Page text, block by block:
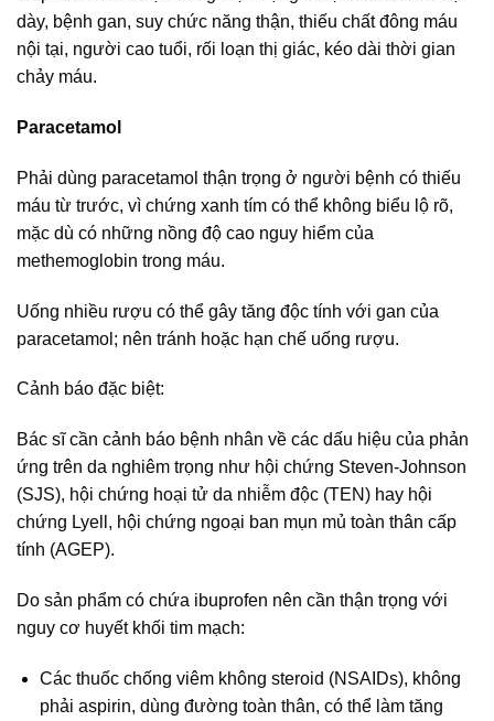
dày, bệnh gan, suy chức năng thận, thiếu chất đông máu
nội tại, người cao tuổi, rối loạn thị giác, kéo dài thời gian
chảy máu.
Paracetamol
Phải dùng paracetamol thận trọng ở người bệnh có thiếu
máu từ trước, vì chứng xanh tím có thể không biểu lộ rõ,
mặc dù có những nồng độ cao nguy hiểm của
methemoglobin trong máu.
Uống nhiều rượu có thể gây tăng độc tính với gan của
paracetamol; nên tránh hoặc hạn chế uống rượu.
Cảnh báo đặc biệt:
Bác sĩ cần cảnh báo bệnh nhân về các dấu hiệu của phản
ứng trên da nghiêm trọng như hội chứng Steven-Johnson
(SJS), hội chứng hoại tử da nhiễm độc (TEN) hay hội
chứng Lyell, hội chứng ngoại ban mụn mủ toàn thân cấp
tính (AGEP).
Do sản phẩm có chứa ibuprofen nên cần thận trọng với
nguy cơ huyết khối tim mạch:
Các thuốc chống viêm không steroid (NSAIDs), không
phải aspirin, dùng đường toàn thân, có thể làm tăng